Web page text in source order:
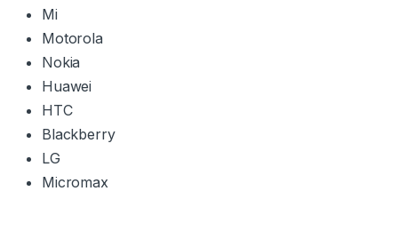
Mi
Motorola
Nokia
Huawei
HTC
Blackberry
LG
Micromax